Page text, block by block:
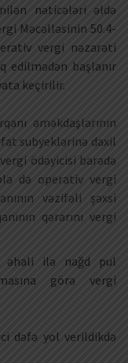
nəticələri əldə
Məcəlləsinin 50.4-
vergi nəzarəti
edilmədən başlanır
keçirilir.
əməkdaşlarının
subyeklərinə daxil
ödəyicisi barədə
də operativ vergi
vəzifəli şəxsi
qərarını vergi
əhali ilə nağd pul
görə vergi
dəfə yol verildikdə